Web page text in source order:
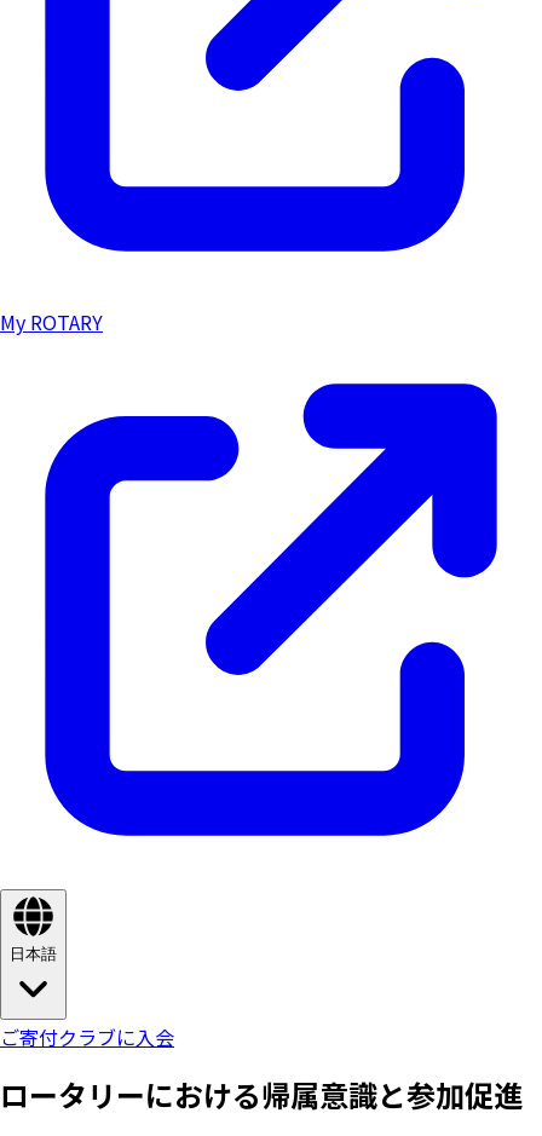
My ROTARY
日本語
ご寄付クラブに入会
ロータリーにおける帰属意識と参加促進